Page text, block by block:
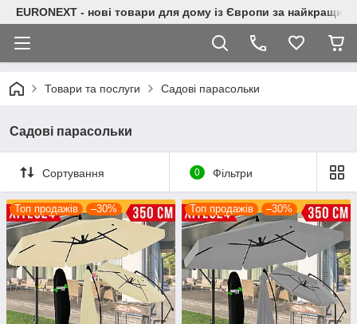
EURONEXT - нові товари для дому із Європи за
Товари та послуги Садові парасольки
Садові парасольки
Сортування 0 Фільтри
Топ продажів –30% Топ продажів –30%